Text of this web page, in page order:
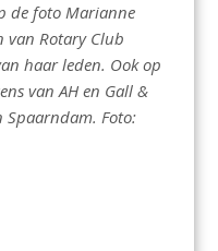
de foto Marianne
van Rotary Club
haar leden. Ook op
van AH en Gall &
Spaarndam. Foto: